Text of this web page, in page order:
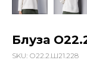
Блуза
SKU: О22.2.Ш21.228